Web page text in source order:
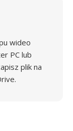
wideo
PC lub
plik na